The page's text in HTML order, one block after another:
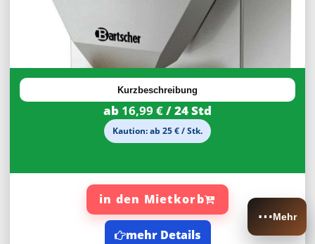
30%
Rabatt Kurzbeschreibung
ab 16,99 €/ 24 Std
Kaution: ab 25 € / Stk.
in den Mietkorb
mehr Details
⋯Mehr